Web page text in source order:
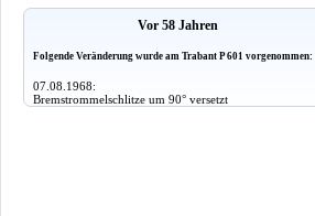
Vor 58 Jahren
Folgende Veränderung wurde am Trabant P 601 vorgenommen:
07.08.1968:
Bremstrommelschlitze um 90° versetzt